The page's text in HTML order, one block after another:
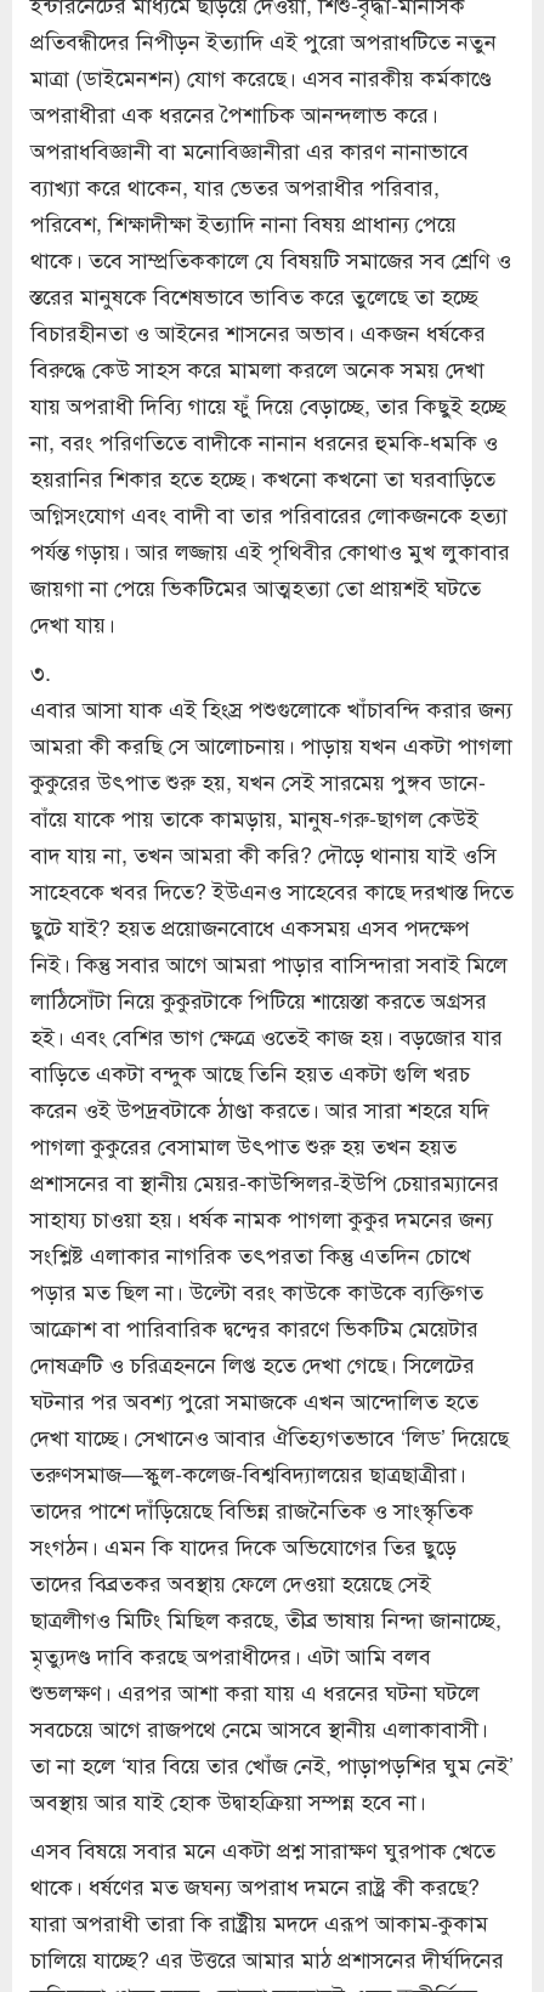
প্রতিবন্ধীদের নিপীড়ন ইত্যাদি এই পুরো অপরাধটিতে নতুন
মাত্রা (ডাইমেনশন) যোগ করেছে। এসব নারকীয় কর্মকাণ্ডে
অপরাধীরা এক ধরনের পৈশাচিক আনন্দলাভ করে।
অপরাধবিজ্ঞানী বা মনোবিজ্ঞানীরা এর কারণ নানাভাবে
ব্যাখ্যা করে থাকেন, যার ভেতর অপরাধীর পরিবার,
পরিবেশ, শিক্ষাদীক্ষা ইত্যাদি নানা বিষয় প্রাধান্য পেয়ে
থাকে। তবে সাম্প্রতিককালে যে বিষয়টি সমাজের সব শ্রেণি ও
স্তরের মানুষকে বিশেষভাবে ভাবিত করে তুলেছে তা হচ্ছে
বিচারহীনতা ও আইনের শাসনের অভাব। একজন ধর্ষকের
বিরুদ্ধে কেউ সাহস করে মামলা করলে অনেক সময় দেখা
যায় অপরাধী দিব্যি গায়ে ফুঁ দিয়ে বেড়াচ্ছে, তার কিছুই হচ্ছে
না, বরং পরিণতিতে বাদীকে নানান ধরনের হুমকি-ধমকি ও
হয়রানির শিকার হতে হচ্ছে। কখনো কখনো তা ঘরবাড়িতে
অগ্নিসংযোগ এবং বাদী বা তার পরিবারের লোকজনকে হত্যা
পর্যন্ত গড়ায়। আর লজ্জায় এই পৃথিবীর কোথাও মুখ লুকাবার
জায়গা না পেয়ে ভিকটিমের আত্মহত্যা তো প্রায়শই ঘটতে
দেখা যায়।
৩.
এবার আসা যাক এই হিংস্র পশুগুলোকে খাঁচাবন্দি করার জন্য
আমরা কী করছি সে আলোচনায়। পাড়ায় যখন একটা পাগলা
কুকুরের উৎপাত শুরু হয়, যখন সেই সারমেয় পুঙ্গব ডানে-
বাঁয়ে যাকে পায় তাকে কামড়ায়, মানুষ-গরু-ছাগল কেউই
বাদ যায় না, তখন আমরা কী করি? দৌড়ে থানায় যাই ওসি
সাহেবকে খবর দিতে? ইউএনও সাহেবের কাছে দরখাস্ত দিতে
ছুটে যাই? হয়ত প্রয়োজনবোধে একসময় এসব পদক্ষেপ
নিই। কিন্তু সবার আগে আমরা পাড়ার বাসিন্দারা সবাই মিলে
লাঠিসোঁটা নিয়ে কুকুরটাকে পিটিয়ে শায়েস্তা করতে অগ্রসর
হই। এবং বেশির ভাগ ক্ষেত্রে ওতেই কাজ হয়। বড়জোর যার
বাড়িতে একটা বন্দুক আছে তিনি হয়ত একটা গুলি খরচ
করেন ওই উপদ্রবটাকে ঠাণ্ডা করতে। আর সারা শহরে যদি
পাগলা কুকুরের বেসামাল উৎপাত শুরু হয় তখন হয়ত
প্রশাসনের বা স্থানীয় মেয়র-কাউন্সিলর-ইউপি চেয়ারম্যানের
সাহায্য চাওয়া হয়। ধর্ষক নামক পাগলা কুকুর দমনের জন্য
সংশ্লিষ্ট এলাকার নাগরিক তৎপরতা কিন্তু এতদিন চোখে
পড়ার মত ছিল না। উল্টো বরং কাউকে কাউকে ব্যক্তিগত
আক্রোশ বা পারিবারিক দ্বন্দ্বের কারণে ভিকটিম মেয়েটার
দোষত্রুটি ও চরিত্রহননে লিপ্ত হতে দেখা গেছে। সিলেটের
ঘটনার পর অবশ্য পুরো সমাজকে এখন আন্দোলিত হতে
দেখা যাচ্ছে। সেখানেও আবার ঐতিহ্যগতভাবে ‘লিড’ দিয়েছে
তরুণসমাজ—স্কুল-কলেজ-বিশ্ববিদ্যালয়ের ছাত্রছাত্রীরা।
তাদের পাশে দাঁড়িয়েছে বিভিন্ন রাজনৈতিক ও সাংস্কৃতিক
সংগঠন। এমন কি যাদের দিকে অভিযোগের তির ছুড়ে
তাদের বিব্রতকর অবস্থায় ফেলে দেওয়া হয়েছে সেই
ছাত্রলীগও মিটিং মিছিল করছে, তীব্র ভাষায় নিন্দা জানাচ্ছে,
মৃত্যুদণ্ড দাবি করছে অপরাধীদের। এটা আমি বলব
শুভলক্ষণ। এরপর আশা করা যায় এ ধরনের ঘটনা ঘটলে
সবচেয়ে আগে রাজপথে নেমে আসবে স্থানীয় এলাকাবাসী।
তা না হলে ‘যার বিয়ে তার খোঁজ নেই, পাড়াপড়শির ঘুম নেই’
অবস্থায় আর যাই হোক উদ্বাহক্রিয়া সম্পন্ন হবে না।
এসব বিষয়ে সবার মনে একটা প্রশ্ন সারাক্ষণ ঘুরপাক খেতে
থাকে। ধর্ষণের মত জঘন্য অপরাধ দমনে রাষ্ট্র কী করছে?
যারা অপরাধী তারা কি রাষ্ট্রীয় মদদে এরূপ আকাম-কুকাম
চালিয়ে যাচ্ছে? এর উত্তরে আমার মাঠ প্রশাসনের দীর্ঘদিনের